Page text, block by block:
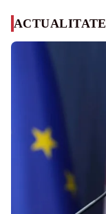
ACTUALITATE